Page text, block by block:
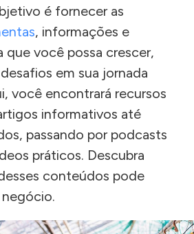
é fornecer as
, informações e
que você possa crescer,
em sua jornada
você encontrará recursos
informativos até
passando por podcasts
práticos. Descubra
conteúdos pode